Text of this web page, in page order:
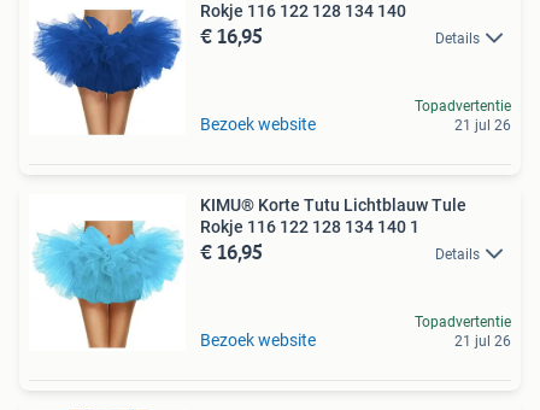
Rokje 116 122 128 134 140
€ 16,95 Details
Bezoek website
Topadvertentie
21 jul 26
KIMU® Korte Tutu Lichtblauw Tule
Rokje 116 122 128 134 140 1
€ 16,95 Details
Bezoek website
Topadvertentie
21 jul 26